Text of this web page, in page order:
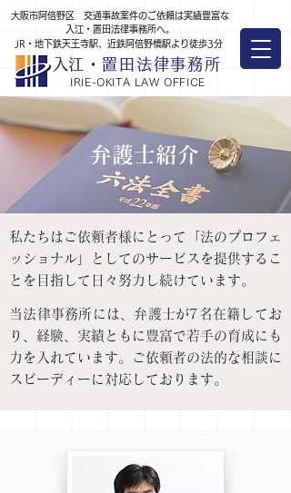
JR・地下鉄天王寺駅、近鉄阿倍野橋駅より徒歩3分
​入江・置田法律事務所
IRIE-OKITA LAW OFFICE
大阪市阿倍野区 交通事故案件のご依頼は実績豊富な
入江・置田法律事務所へ。
弁護士紹介
私たちはご依頼者様にとって「法のプロフェ
ッショナル」としてのサービスを提供するこ
とを目指して日々努力し続けています。
当法律事務所には、弁護士が7名在籍してお
り、経験、実績ともに豊富で若手の育成にも
力を入れています。ご依頼者の法的な相談に
スピーディーに対応しております。